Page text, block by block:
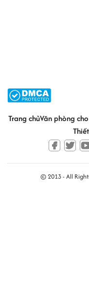
Trang chủVăn phòng
© 2013 - All